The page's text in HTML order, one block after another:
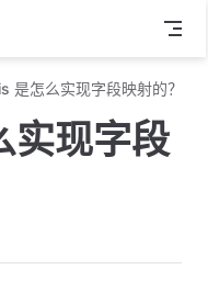
是怎么实现字段映射的？
现字段